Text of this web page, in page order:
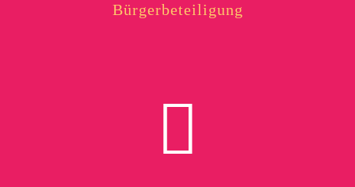
Bürgerbeteiligung